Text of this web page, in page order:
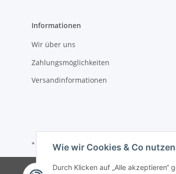
Informationen
Wir über uns
Zahlungsmöglichkeiten
Versandinformationen
* Alle Preise inkl. gesetzlicher USt., zzgl. Versand
Wie wir Cookies & Co nutzen
Durch Klicken auf „Alle akzeptieren“